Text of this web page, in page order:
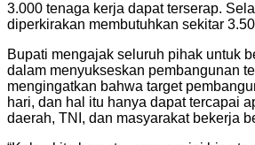
3.000 tenaga kerja dapat terserap.
diperkirakan membutuhkan sekitar
Bupati mengajak seluruh pihak untuk
dalam menyukseskan pembangunan
mengingatkan bahwa target
hari, dan hal itu hanya dapat tercapai
daerah, TNI, dan masyarakat bekerja